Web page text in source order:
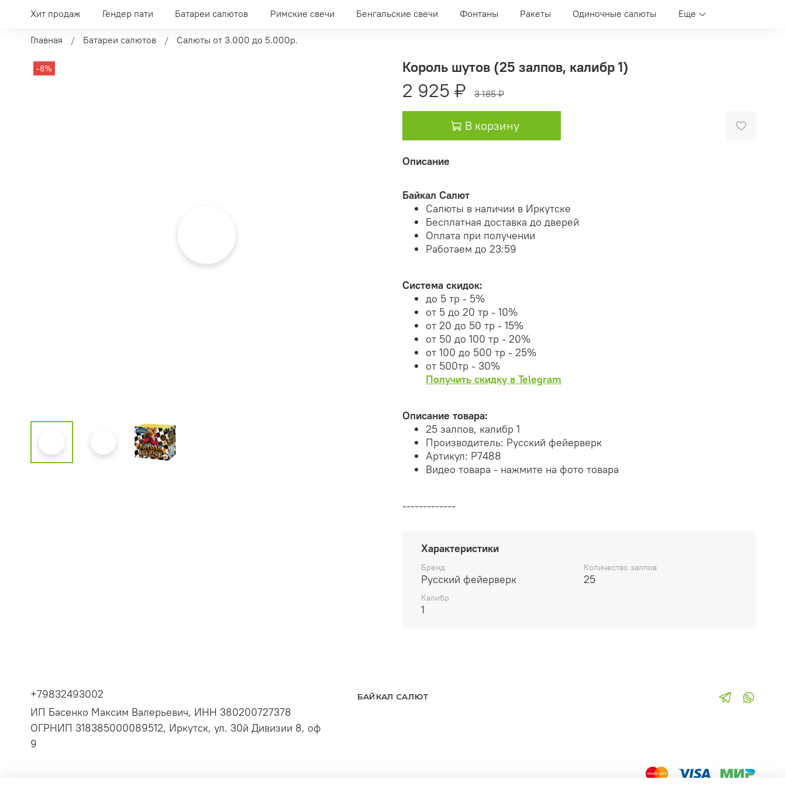
Хит продаж Гендер пати Батареи салютов Римские свечи Бенгальские свечи Фонтаны Ракеты Одиночные салюты Еще
Главная Батареи салютов Салюты от 3.000 до 5.000р.
-8% Король шутов (25 залпов, калибр 1)
2 925 ₽ 3 185 ₽
В корзину
Описание
Байкал Салют
Салюты в наличии в Иркутске
Бесплатная доставка до дверей
Оплата при получении
Работаем до 23:59
Система скидок:
до 5 тр - 5%
от 5 до 20 тр - 10%
от 20 до 50 тр - 15%
от 50 до 100 тр - 20%
от 100 до 500 тр - 25%
от 500тр - 30%
Получить скидку в Telegram
Описание товара:
25 залпов, калибр 1
Производитель: Русский фейерверк
Артикул: Р7488
Видео товара - нажмите на фото товара
-------------
Характеристики
Бренд
Русский фейерверк
Количество залпов
25
Калибр
1
+79832493002
ИП Басенко Максим Валерьевич, ИНН 380200727378
ОГРНИП 318385000089512, Иркутск, ул. 30й Дивизии 8, оф
9
БАЙКАЛ САЛЮТ